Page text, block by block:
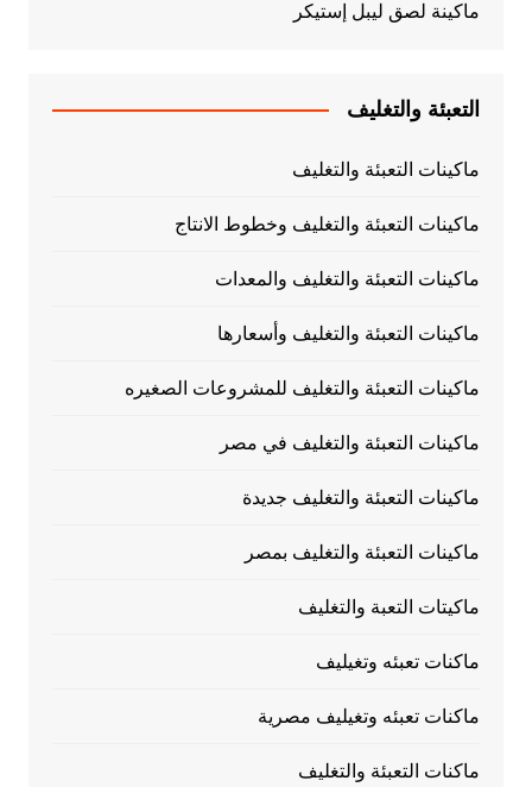
ماكينة لصق ليبل إستيكر
التعبئة والتغليف
ماكينات التعبئة والتغليف
ماكينات التعبئة والتغليف وخطوط الانتاج
ماكينات التعبئة والتغليف والمعدات
ماكينات التعبئة والتغليف وأسعارها
ماكينات التعبئة والتغليف للمشروعات الصغيره
ماكينات التعبئة والتغليف في مصر
ماكينات التعبئة والتغليف جديدة
ماكينات التعبئة والتغليف بمصر
ماكيتات التعبة والتغليف
ماكنات تعبئه وتغيليف
ماكنات تعبئه وتغيليف مصرية
ماكنات التعبئة والتغليف